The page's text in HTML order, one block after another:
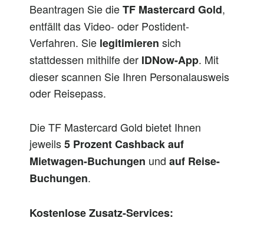
Beantragen Sie dieTF Mastercard Gold,
entfällt das Video- oder Postident-
Verfahren. Sie legitimieren sich
stattdessen mithilfe der IDNow-App. Mit
dieser scannen Sie Ihren Personalausweis
oder Reisepass.
Die TF Mastercard Gold bietet Ihnen
jeweils5 Prozent Cashback auf
Mietwagen-Buchungen und auf Reise-
Buchungen.
Kostenlose Zusatz-Services: